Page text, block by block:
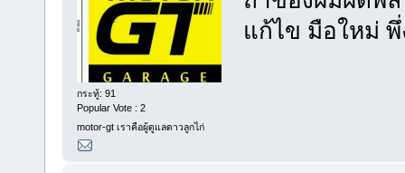
กระทู้: 91
Popular Vote : 2
motor-gt เราคือผู้ดูแลดาวลูกไก่
แก้ไข มือใหม่